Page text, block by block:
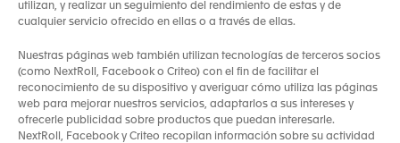
utilizan, y realizar un seguimiento del rendimiento de estas y de
cualquier servicio ofrecido en ellas o a través de ellas.
Nuestras páginas web también utilizan tecnologías de terceros socios
(como NextRoll, Facebook o Criteo) con el fin de facilitar el
reconocimiento de su dispositivo y averiguar cómo utiliza las páginas
web para mejorar nuestros servicios, adaptarlos a sus intereses y
ofrecerle publicidad sobre productos que puedan interesarle.
NextRoll, Facebook y Criteo recopilan información sobre su actividad